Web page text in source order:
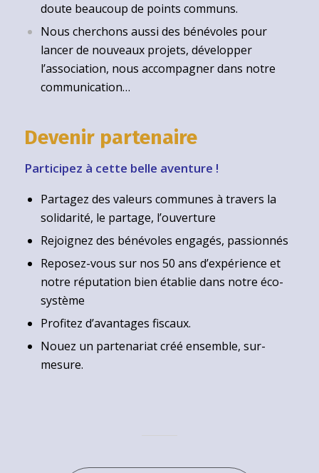
doute beaucoup de points communs.
Nous cherchons aussi des bénévoles pour
lancer de nouveaux projets, développer
l’association, nous accompagner dans notre
communication…
Devenir partenaire
Participez à cette belle aventure !
Partagez des valeurs communes à travers la
solidarité, le partage, l’ouverture
Rejoignez des bénévoles engagés, passionnés
Reposez-vous sur nos 50 ans d’expérience et
notre réputation bien établie dans notre éco-
système
Profitez d’avantages fiscaux.
Nouez un partenariat créé ensemble, sur-
mesure.